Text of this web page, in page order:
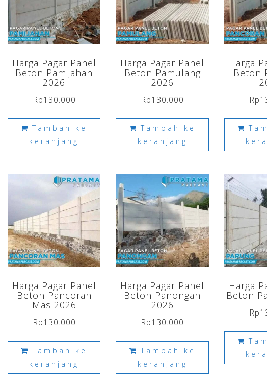
Harga Pagar Panel
Beton Pamijahan
2026
Rp130.000
Tambah ke
keranjang
Harga Pagar Panel
Beton Pamulang
2026
Rp130.000
Tambah ke
keranjang
Harga
Beton
Rp
Harga Pagar Panel
Beton Pancoran
Mas 2026
Rp130.000
Tambah ke
keranjang
Harga Pagar Panel
Beton Panongan
2026
Rp130.000
Tambah ke
keranjang
Harga
Beton
Rp